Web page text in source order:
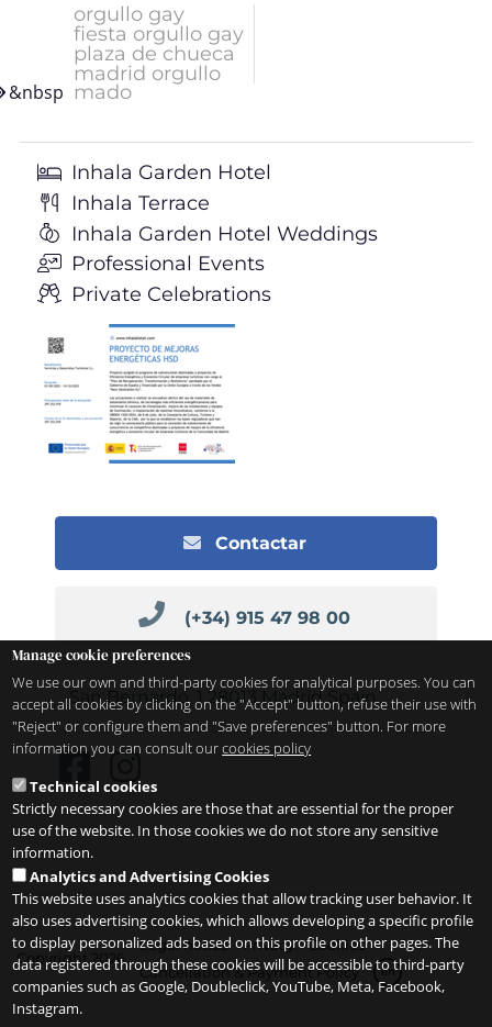
&nbsp
orgullo gay
fiesta orgullo gay
plaza de chueca
madrid orgullo
mado
Inhala Garden Hotel
Inhala Terrace
Inhala Garden Hotel Weddings
Professional Events
Private Celebrations
Contactar
(+34) 915 47 98 00
San Bernardo, 1 28013 Madrid Spain
Copyright 2026
Legal notice Privacy
Cookies
Cancellation & Payment Policy
en
Manage cookie preferences
We use our own and third-party cookies for analytical purposes. You can
accept all cookies by clicking on the "Accept" button, refuse their use with
"Reject" or configure them and "Save preferences" button. For more
information you can consult ourcookies policy
Technical cookies
Strictly necessary cookies are those that are essential for the proper
use of the website. In those cookies we do not store any sensitive
information.
Analytics and Advertising Cookies
This website uses analytics cookies that allow tracking user behavior. It
also uses advertising cookies, which allows developing a specific profile
to display personalized ads based on this profile on other pages. The
data registered through these cookies will be accessible to third-party
companies such as Google, Doubleclick, YouTube, Meta, Facebook,
Instagram.